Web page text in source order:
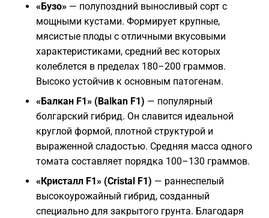
«Бузо» — полупоздний выносливый сорт с
мощными кустами. Формирует крупные,
мясистые плоды с отличными вкусовыми
характеристиками, средний вес которых
колеблется в пределах 180–200 граммов.
Высоко устойчив к основным патогенам.
«Балкан F1» (Balkan F1) — популярный
болгарский гибрид. Он славится идеальной
круглой формой, плотной структурой и
выраженной сладостью. Средняя масса одного
томата составляет порядка 100–130 граммов.
«Кристалл F1» (Cristal F1) — раннеспелый
высокоурожайный гибрид, созданный
специально для закрытого грунта. Благодаря